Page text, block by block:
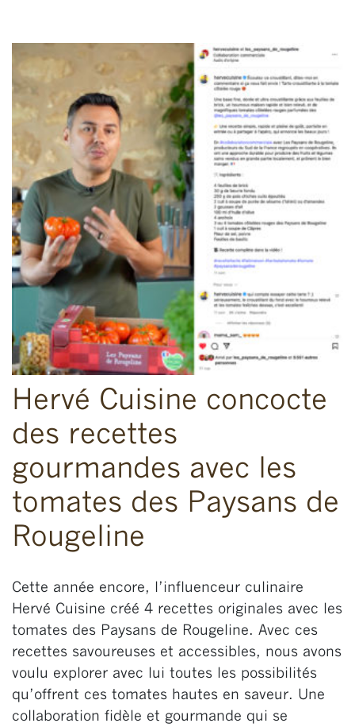
Hervé Cuisine concocte
des recettes
gourmandes avec les
tomates des Paysans de
Rougeline
Cette année encore, l’influenceur culinaire
Hervé Cuisine créé 4 recettes originales avec les
tomates des Paysans de Rougeline. Avec ces
recettes savoureuses et accessibles, nous avons
voulu explorer avec lui toutes les possibilités
qu’offrent ces tomates hautes en saveur. Une
collaboration fidèle et gourmande qui se